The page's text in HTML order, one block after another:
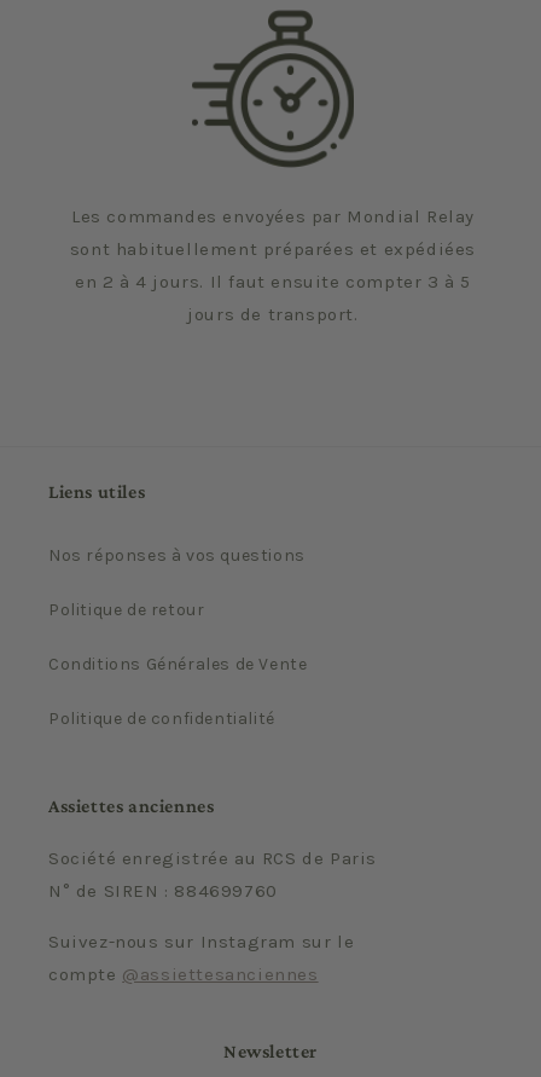
Les commandes envoyées par Mondial Relay
sont habituellement préparées et expédiées
en 2 à 4 jours. Il faut ensuite compter 3 à 5
jours de transport.
Liens utiles
Nos réponses à vos questions
Politique de retour
Conditions Générales de Vente
Politique de confidentialité
Assiettes anciennes
Société enregistrée au RCS de Paris
N° de SIREN : 884699760
Suivez-nous sur Instagram sur le
compte @assiettesanciennes
Newsletter